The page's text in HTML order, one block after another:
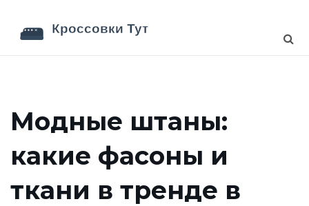
Модные штаны:
какие фасоны и
ткани в тренде в